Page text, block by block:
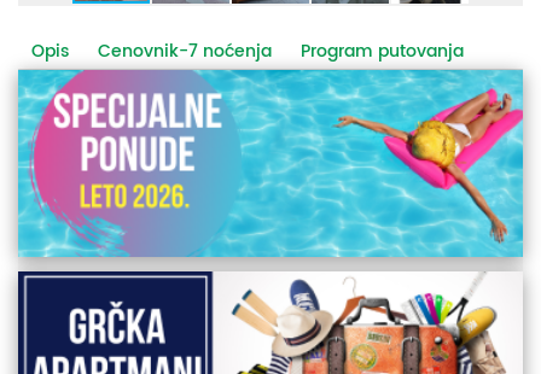
Opis Cenovnik-7 noćenja Program putovanja